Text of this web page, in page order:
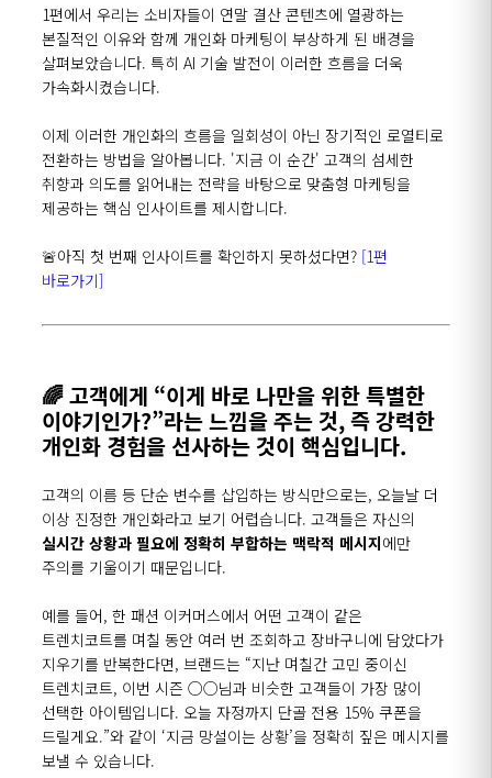
1편에서 우리는 소비자들이 연말 결산 콘텐츠에 열광하는
본질적인 이유와 함께 개인화 마케팅이 부상하게 된 배경을
살펴보았습니다. 특히 AI 기술 발전이 이러한 흐름을 더욱
가속화시켰습니다.
이제 이러한 개인화의 흐름을 일회성이 아닌 장기적인 로열티로
전환하는 방법을 알아봅니다. '지금 이 순간' 고객의 섬세한
취향과 의도를 읽어내는 전략을 바탕으로 맞춤형 마케팅을
제공하는 핵심 인사이트를 제시합니다.
🚨아직 첫 번째 인사이트를 확인하지 못하셨다면? [1편
바로가기]
🌈고객에게 “이게 바로 나만을 위한 특별한
이야기인가?”라는 느낌을 주는 것,즉 강력한
개인화 경험을 선사하는 것이 핵심입니다.
고객의 이름 등 단순 변수를 삽입하는 방식만으로는, 오늘날 더
이상 진정한 개인화라고 보기 어렵습니다. 고객들은 자신의
실시간 상황과 필요에 정확히 부합하는 맥락적 메시지에만
주의를 기울이기 때문입니다.
예를 들어, 한 패션 이커머스에서 어떤 고객이 같은
트렌치코트를 며칠 동안 여러 번 조회하고 장바구니에 담았다가
지우기를 반복한다면, 브랜드는 “지난 며칠간 고민 중이신
트렌치코트, 이번 시즌 ○○님과 비슷한 고객들이 가장 많이
선택한 아이템입니다. 오늘 자정까지 단골 전용 15% 쿠폰을
드릴게요.”와 같이 ‘지금 망설이는 상황’을 정확히 짚은 메시지를
보낼 수 있습니다.